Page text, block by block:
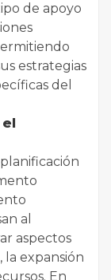
de apoyo
estrategias
del
al
aspectos
la expansión
En